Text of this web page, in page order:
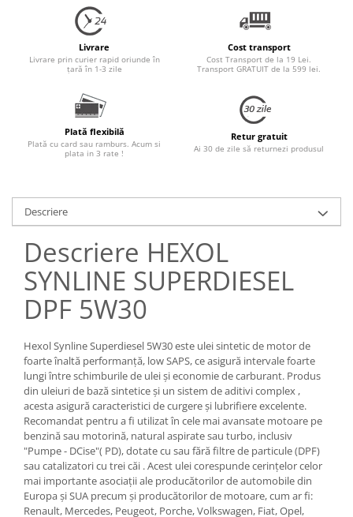
Livrare
Livrare prin curier rapid oriunde în
țară în 1-3 zile
Cost transport
Cost Transport de la 19 Lei.
Transport GRATUIT de la 599 lei.
Plată flexibilă
Plată cu card sau ramburs. Acum si
plata in 3 rate !
Retur gratuit
Ai 30 de zile să returnezi produsul
Descriere
Descriere HEXOL
SYNLINE SUPERDIESEL
DPF 5W30
Hexol Synline Superdiesel 5W30 este ulei sintetic de motor de
foarte înaltă performanţă, low SAPS, ce asigură intervale foarte
lungi între schimburile de ulei şi economie de carburant. Produs
din uleiuri de bază sintetice şi un sistem de aditivi complex ,
acesta asigură caracteristici de curgere şi lubrifiere excelente.
Recomandat pentru a fi utilizat în cele mai avansate motoare pe
benzină sau motorină, natural aspirate sau turbo, inclusiv
"Pumpe - DCise"( PD), dotate cu sau fără filtre de particule (DPF)
sau catalizatori cu trei căi . Acest ulei corespunde cerinţelor celor
mai importante asociaţii ale producătorilor de automobile din
Europa şi SUA precum şi producătorilor de motoare, cum ar fi:
Renault, Mercedes, Peugeot, Porche, Volkswagen, Fiat, Opel,